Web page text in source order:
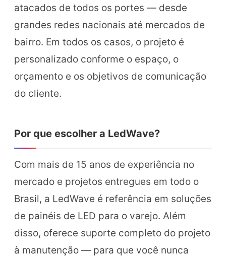
atacados de todos os portes — desde
grandes redes nacionais até mercados de
bairro. Em todos os casos, o projeto é
personalizado conforme o espaço, o
orçamento e os objetivos de comunicação
do cliente.
Por que escolher a LedWave?
Com mais de 15 anos de experiência no
mercado e projetos entregues em todo o
Brasil, a LedWave é referência em soluções
de painéis de LED para o varejo. Além
disso, oferece suporte completo do projeto
à manutenção — para que você nunca